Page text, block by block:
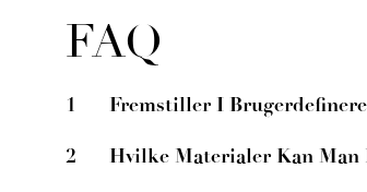
FAQ
1 Fremstiller I
2 Hvilke Materialer Kan Man